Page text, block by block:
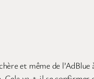
et même de